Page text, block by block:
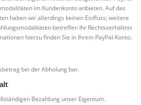
im Kundenkonto anbieten. Auf das
haben wir allerdings keinen Einfluss; weitere
betreffen Ihr Rechtsverhältnis
hierzu finden Sie in Ihrem PayPal-Konto.
bei der Abholung bar.
Bezahlung unser Eigentum.